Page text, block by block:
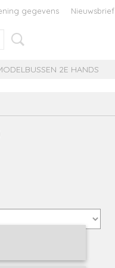
gegevens Nieuwsbrief
2E HANDS